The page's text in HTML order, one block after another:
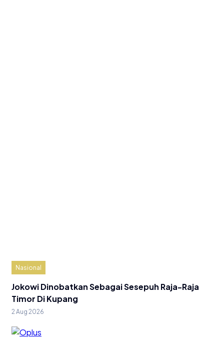
Nasional
Jokowi Dinobatkan Sebagai Sesepuh Raja-Raja
Timor Di Kupang
2 Aug 2026